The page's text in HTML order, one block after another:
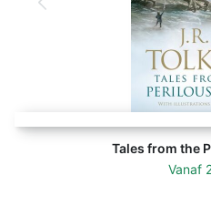
Tales from the
Vanaf